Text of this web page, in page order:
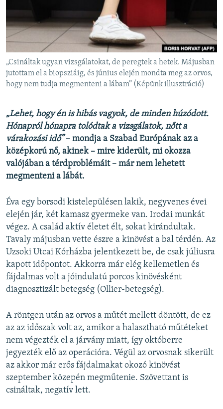
EURÓPAI UNIÓ
VILÁG
KLÍMAVÁLTOZÁS
A MÚLT TANULSÁGAI
KÖVESSEN MINKET!
Valamennyi RFE/RL weboldal
„Csináltak ugyan vizsgálatokat, de peregtek a hetek. Májusban
jutottam el a biopsziáig, és június elején mondta meg az orvos,
hogy nem tudja megmenteni a lábam” (Képünk illusztráció)
„Lehet, hogy én is hibás vagyok, de minden húzódott.
Hónapról hónapra tolódtak a vizsgálatok, nőtt a
várakozási idő”– mondja a Szabad Európának az a
középkorú nő, akinek – mire kiderült, mi okozza
valójában a térdproblémáit – már nem lehetett
megmenteni a lábát.
Éva egy borsodi kistelepülésen lakik, negyvenes évei
elején jár, két kamasz gyermeke van. Irodai munkát
végez. A család aktív életet élt, sokat kirándultak.
Tavaly májusban vette észre a kinövést a bal térdén. Az
Uzsoki Utcai Kórházba jelentkezett be, de csak júliusra
kapott időpontot. Akkorra már elég kellemetlen és
fájdalmas volt a jóindulatú porcos kinövésként
diagnosztizált betegség (Ollier-betegség).
A röntgen után az orvos a műtét mellett döntött, de ez
az az időszak volt az, amikor a halasztható műtéteket
nem végezték el a járvány miatt, így októberre
jegyezték elő az operációra. Végül az orvosnak sikerült
az akkor már erős fájdalmakat okozó kinövést
szeptember közepén megműtenie. Szövettant is
csináltak, negatív lett.